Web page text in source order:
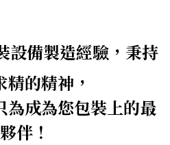
設備製造經驗，秉持
的精神，
為成為您包裝上的最
伴！